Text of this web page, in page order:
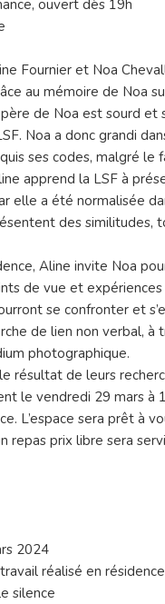
ouvert dès 19h
Fournier et Noa
au mémoire de Noa
de Noa est sourd et
Noa a donc grandi
ses codes, malgré le
apprend la LSF à
elle a été normalisée
des similitudes,
Aline invite Noa
de vue et
se confronter et
de lien non verbal, à
photographique.
résultat de leurs
le vendredi 29 mars à
L’espace sera prêt à
repas prix libre sera
2024
réalisé en
silence